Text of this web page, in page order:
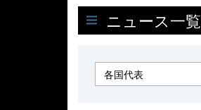
ニュース一覧